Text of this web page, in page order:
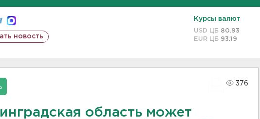
новость
Курсы валют
USD ЦБ 80.93
EUR ЦБ 93.19
376
область может